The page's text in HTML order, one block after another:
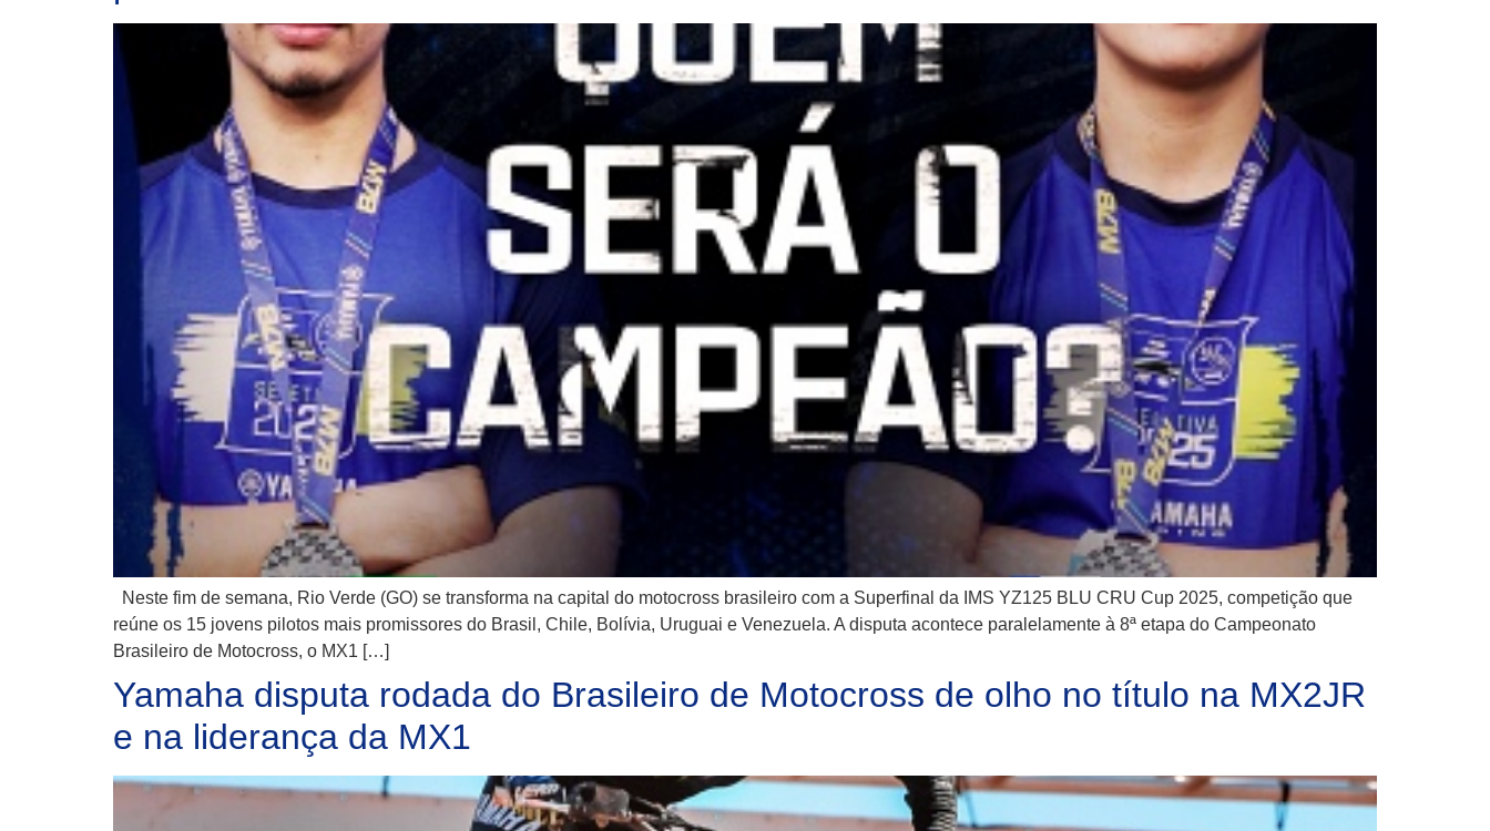
Neste fim de semana, Rio Verde (GO) se transforma na capital do motocross brasileiro com a Superfinal da IMS YZ125 BLU CRU Cup 2025, competição que
reúne os 15 jovens pilotos mais promissores do Brasil, Chile, Bolívia, Uruguai e Venezuela. A disputa acontece paralelamente à 8ª etapa do Campeonato
Brasileiro de Motocross, o MX1 […]
Yamaha disputa rodada do Brasileiro de Motocross de olho no título na MX2JR
e na liderança da MX1